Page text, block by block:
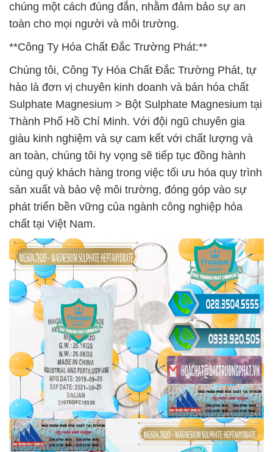
chúng một cách đúng đắn, nhằm đảm bảo sự an
toàn cho mọi người và môi trường.
**Công Ty Hóa Chất Đắc Trường Phát:**
Chúng tôi, Công Ty Hóa Chất Đắc Trường Phát, tự
hào là đơn vị chuyên kinh doanh và bán hóa chất
Sulphate Magnesium > Bột Sulphate Magnesium tại
Thành Phố Hồ Chí Minh. Với đội ngũ chuyên gia
giàu kinh nghiệm và sự cam kết với chất lượng và
an toàn, chúng tôi hy vọng sẽ tiếp tục đồng hành
cùng quý khách hàng trong việc tối ưu hóa quy trình
sản xuất và bảo vệ môi trường, đóng góp vào sự
phát triển bền vững của ngành công nghiệp hóa
chất tại Việt Nam.